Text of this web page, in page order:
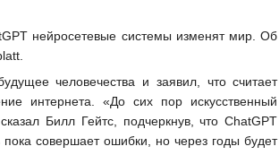
нейросетевые системы изменят мир. Об
человечества и заявил, что считает
интернета. «До сих пор искусственный
Билл Гейтс, подчеркнув, что ChatGPT
совершает ошибки, но через годы будет